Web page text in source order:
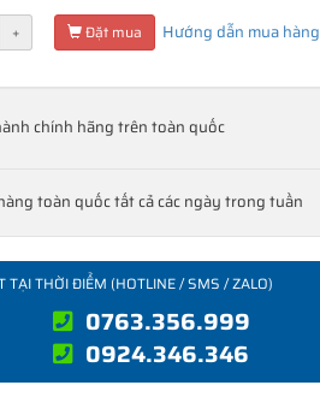
+ Đặt mua Hướng dẫn mua hàng
chính hãng trên toàn quốc
toàn quốc tất cả các ngày trong tuần
TẠI THỜI ĐIỂM (HOTLINE / SMS / ZALO)
0763.356.999
0924.346.346